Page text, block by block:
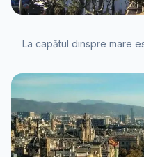
La capătul dinspre mare